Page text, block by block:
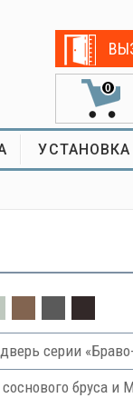
0
УСТАНОВКА
серии
бруса и